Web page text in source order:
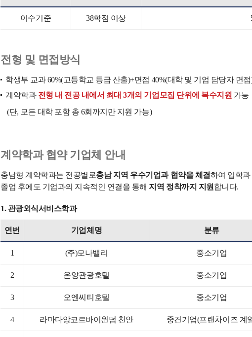
이수기준 38학점 이상
전형 및 면접방식
학생부 교과 60%(고등학교 등급 산출)+면접 40%(대학 및 기업 담당자 면접
계약학과전형 내 전공 내에서 최대 3개의 기업모집 단위에 복수지원 가능
(단, 모든 대학 포함 총 6회까지만 지원 가능)
계약학과 협약 기업체 안내
충남형 계약학과는 전공별로충남 지역 우수기업과 협약을 체결하여 입학과
졸업 후에도 기업과의 지속적인 연결을 통해 지역 정착까지 지원 합니다.
1. 관광외식서비스학과
연번 기업체명 분류
1 (주)모나밸리 중소기업
2 온양관광호텔 중소기업
3 오엔씨티호텔 중소기업
4 라마다앙코르바이윈덤 천안 중견기업(프랜차이즈 계